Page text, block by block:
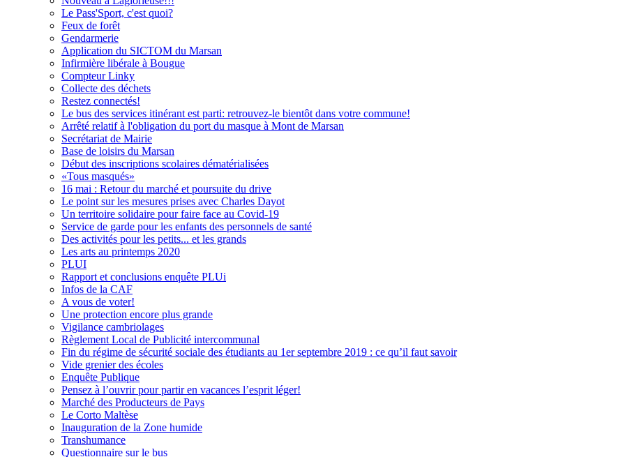
Le Pass'Sport, c'est quoi?
Feux de forêt
Gendarmerie
Application du SICTOM du Marsan
Infirmière libérale à Bougue
Compteur Linky
Collecte des déchets
Restez connectés!
Le bus des services itinérant est parti: retrouvez-le bientôt dans votre commune!
Arrêté relatif à l'obligation du port du masque à Mont de Marsan
Secrétariat de Mairie
Base de loisirs du Marsan
Début des inscriptions scolaires dématérialisées
«Tous masqués»
16 mai : Retour du marché et poursuite du drive
Le point sur les mesures prises avec Charles Dayot
Un territoire solidaire pour faire face au Covid-19
Service de garde pour les enfants des personnels de santé
Des activités pour les petits... et les grands
Les arts au printemps 2020
PLUI
Rapport et conclusions enquête PLUi
Infos de la CAF
A vous de voter!
Une protection encore plus grande
Vigilance cambriolages
Règlement Local de Publicité intercommunal
Fin du régime de sécurité sociale des étudiants au 1er septembre 2019 : ce qu’il faut savoir
Vide grenier des écoles
Enquête Publique
Pensez à l’ouvrir pour partir en vacances l’esprit léger!
Marché des Producteurs de Pays
Le Corto Maltèse
Inauguration de la Zone humide
Transhumance
Questionnaire sur le bus